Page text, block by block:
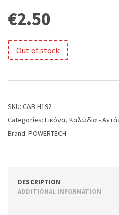
€2.50
Out of stock
SKU: CAB-H192
Categories: Εικόνα, Καλώδια -
Brand: POWERTECH
DESCRIPTION
ADDITIONAL INFORMATION